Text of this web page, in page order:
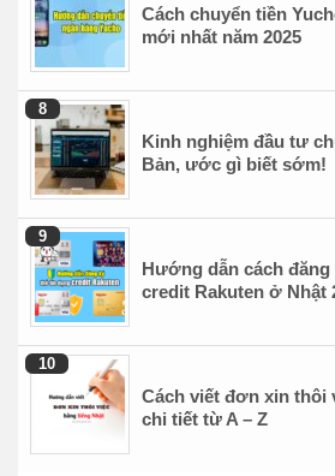
Cách chuyển tiền
mới nhất năm 2025
Kinh nghiệm đầu tư
Bản, ước gì biết sớm!
Hướng dẫn cách
credit Rakuten ở Nhật
Cách viết đơn xin thôi
chi tiết từ A – Z